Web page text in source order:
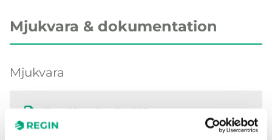
Mjukvara & dokumentation
Mjukvara
E tool heating 3.4-1-13